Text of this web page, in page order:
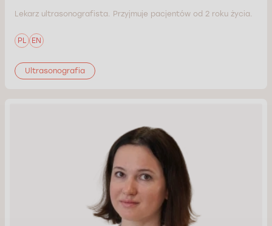
Lekarz ultrasonografista. Przyjmuje pacjentów od 2 roku życia.
PL EN
Ultrasonografia